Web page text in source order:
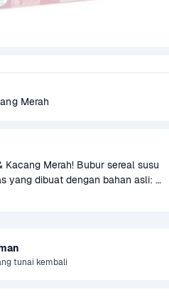
Merah
Kacang Merah! Bubur sereal susu
yang dibuat dengan bahan asli:
pilihan, berlimpah nutrisinya dan
Adek Bayi, diperkaya ESENUTRI
Omega 3 & 6, berbagai nutrisi
tunai kembali